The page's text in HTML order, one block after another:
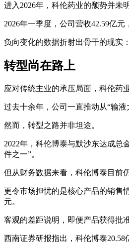
进入2026年，科伦药业的颓势并未
2026年一季度，公司营收42.59亿
负向变化的数据折射出骨干的现实
转型尚在路上
应对传统主业的承压局面，科伦药
过去十余年，公司一直推动从“输
然而，转型之路并非坦途。
2022年，科伦博泰与默沙东达成总
件之一”。
但从财务数据来看，科伦博泰目前
更令市场担忧的是核心产品的销售
元。
客观的差距说明，即便产品获得批
西南证券研报指出，科伦博泰20.58